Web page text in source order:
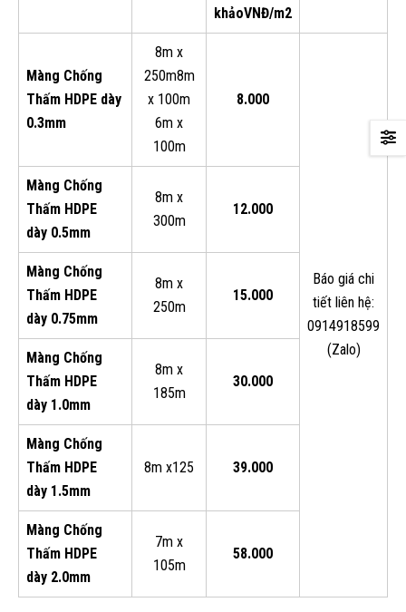
khảoVNĐ/m2
Màng Chống
Thấm HDPE dày
0.3mm
8m x
250m8m
x 100m
6m x
100m
8.000
Báo giá chi
tiết liên hệ:
0914918599
(Zalo)
Màng Chống
Thấm HDPE
dày 0.5mm
8m x
300m
12.000
Màng Chống
Thấm HDPE
dày 0.75mm
8m x
250m
15.000
Màng Chống
Thấm HDPE
dày 1.0mm
8m x
185m
30.000
Màng Chống
Thấm HDPE
dày 1.5mm
8m x125 39.000
Màng Chống
Thấm HDPE
dày 2.0mm
7m x
105m
58.000